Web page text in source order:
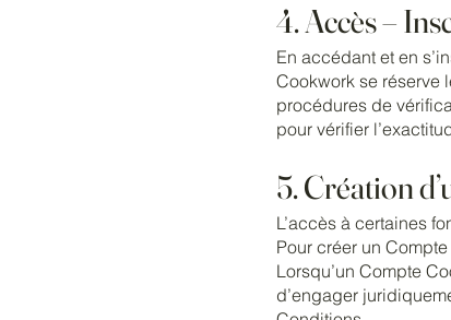
4. Accès –
En accédant et en
Cookwork se réserve
procédures de
pour vérifier
5. Création
L’accès à certaines
Pour créer un
Lorsqu’un Compte
d’engager